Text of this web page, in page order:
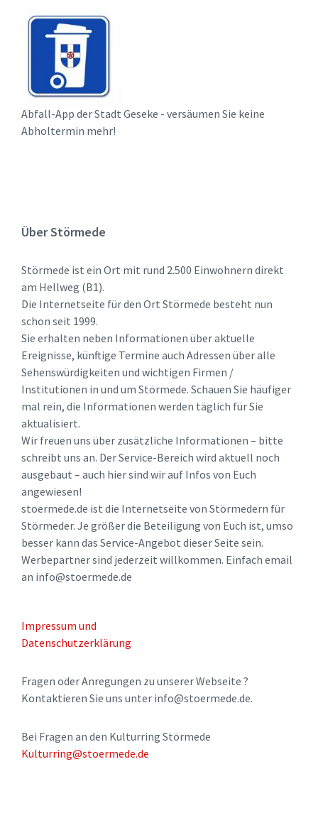
Abfall-App der Stadt Geseke - versäumen Sie keine
Abholtermin mehr!
Über Störmede
Störmede ist ein Ort mit rund 2.500 Einwohnern direkt
am Hellweg (B1).
Die Internetseite für den Ort Störmede besteht nun
schon seit 1999.
Sie erhalten neben Informationen über aktuelle
Ereignisse, künftige Termine auch Adressen über alle
Sehenswürdigkeiten und wichtigen Firmen /
Institutionen in und um Störmede. Schauen Sie häufiger
mal rein, die Informationen werden täglich für Sie
aktualisiert.
Wir freuen uns über zusätzliche Informationen – bitte
schreibt uns an. Der Service-Bereich wird aktuell noch
ausgebaut – auch hier sind wir auf Infos von Euch
angewiesen!
stoermede.de ist die Internetseite von Störmedern für
Störmeder. Je größer die Beteiligung von Euch ist, umso
besser kann das Service-Angebot dieser Seite sein.
Werbepartner sind jederzeit willkommen. Einfach email
an info@stoermede.de
Impressum und
Datenschutzerklärung
Fragen oder Anregungen zu unserer Webseite ?
Kontaktieren Sie uns unter info@stoermede.de.
Bei Fragen an den Kulturring Störmede
Kulturring@stoermede.de